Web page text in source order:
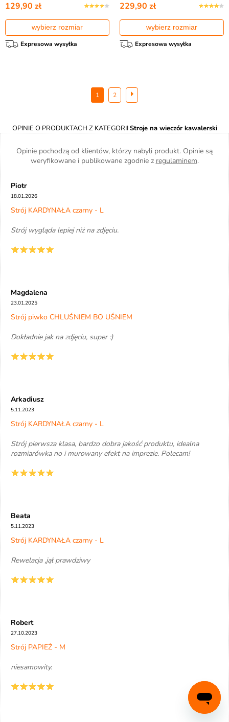
129,90 zł
wybierz rozmiar
Expresowa wysyłka
229,90 zł
wybierz rozmiar
Expresowa wysyłka
1 2
OPINIE O PRODUKTACH Z KATEGORIIStroje na wieczór kawalerski
Opinie pochodzą od klientów, którzy nabyli produkt. Opinie są
weryfikowane i publikowane zgodnie z regulaminem.
Piotr
18.01.2026
Strój KARDYNAŁA czarny - L
Strój wygląda lepiej niż na zdjęciu.
Magdalena
23.01.2025
Strój piwko CHLUŚNIEM BO UŚNIEM
Dokładnie jak na zdjęciu, super :)
Arkadiusz
5.11.2023
Strój KARDYNAŁA czarny - L
Strój pierwsza klasa, bardzo dobra jakość produktu, idealna
rozmiarówka no i murowany efekt na imprezie. Polecam!
Beata
5.11.2023
Strój KARDYNAŁA czarny - L
Rewelacja ,jął prawdziwy
Robert
27.10.2023
Strój PAPIEŻ - M
niesamowity.